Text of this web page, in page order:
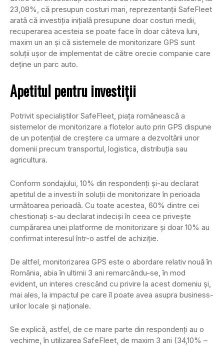
23,08%, că presupun costuri mari, reprezentanţii SafeFleet
arată că investiţia iniţială presupune doar costuri medii,
recuperarea acesteia se poate face în doar câteva luni,
maxim un an şi că sistemele de monitorizare GPS sunt
soluţii uşor de implementat de către orecie companie care
deţine un parc auto.
Apetitul pentru investiţii
Potrivit specialiştilor SafeFleet, piaţa românească a
sistemelor de monitorizare a flotelor auto prin GPS dispune
de un potenţial de creştere ca urmare a dezvoltării unor
domenii precum transportul, logistica, distribuţia sau
agricultura.
Conform sondajului, 10% din respondenţi şi-au declarat
apetitul de a investi în soluţii de monitorizare în perioada
următoarea perioadă. Cu toate acestea, 60% dintre cei
chestionaţi s-au declarat indecişi în ceea ce priveşte
cumpărarea unei platforme de monitorizare şi doar 10% au
confirmat interesul într-o astfel de achiziţie.
De altfel, monitorizarea GPS este o abordare relativ nouă în
România, abia în ultimii 3 ani remarcându-se, în mod
evident, un interes crescând cu privire la acest domeniu şi,
mai ales, la impactul pe care îl poate avea asupra business-
urilor locale şi naţionale.
Se explică, astfel, de ce mare parte din respondenţi au o
vechime, în utilizarea SafeFleet, de maxim 3 ani (34,10% –